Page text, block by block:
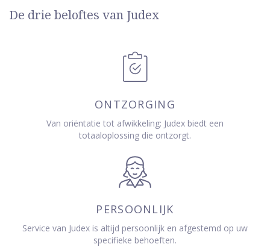
De drie beloftes van Judex
ONTZORGING
Van oriëntatie tot afwikkeling: Judex biedt een
totaaloplossing die ontzorgt.
PERSOONLIJK
Service van Judex is altijd persoonlijk en afgestemd op uw
specifieke behoeften.